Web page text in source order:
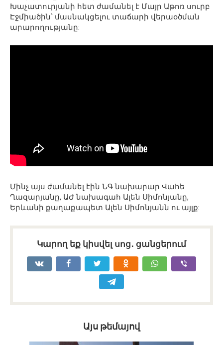
Խաչատուրյանի հետ ժամանել է Մայր Աթոռ սուրբ
Էջմիածին՝ մասնակցելու տաճարի վերաօծման
արարողությանը:
Մինչ այս ժամանել էին ՆԳ նախարար Վահե
Ղազարյանը, ԱԺ նախագահ Ալեն Սիմոնյանը,
Երևանի քաղաքապետ Ալեն Սիմոնյանն ու այլք:
Կարող եք կիսվել սոց․ ցանցերում
Այս թեմայով